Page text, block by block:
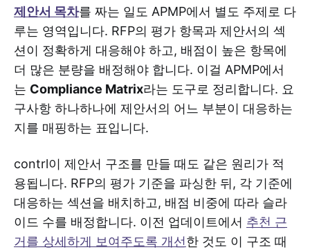
제안서 목차를 짜는 일도 APMP에서 별도 주제로 다
루는 영역입니다. RFP의 평가 항목과 제안서의 섹
션이 정확하게 대응해야 하고, 배점이 높은 항목에
더 많은 분량을 배정해야 합니다. 이걸 APMP에서
는 Compliance Matrix라는 도구로 정리합니다. 요
구사항 하나하나에 제안서의 어느 부분이 대응하는
지를 매핑하는 표입니다.
contrl이 제안서 구조를 만들 때도 같은 원리가 적
용됩니다. RFP의 평가 기준을 파싱한 뒤, 각 기준에
대응하는 섹션을 배치하고, 배점 비중에 따라 슬라
이드 수를 배정합니다. 이전 업데이트에서 추천 근
거를 상세하게 보여주도록 개선한 것도 이 구조 때